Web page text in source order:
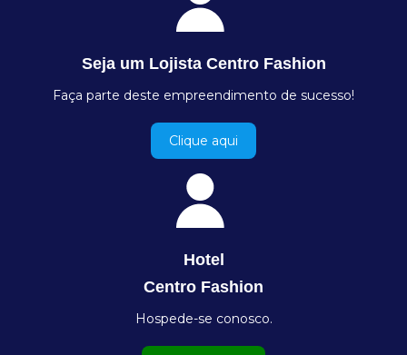
Seja um Lojista Centro Fashion
Faça parte deste empreendimento de sucesso!
Clique aqui
Hotel
Centro Fashion
Hospede-se conosco.